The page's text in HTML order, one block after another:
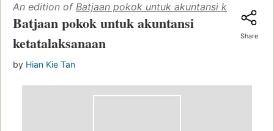
An edition of Batjaan pokok untuk akuntansi
Batjaan pokok untuk akuntansi
ketatalaksanaan
by Hian Kie Tan
Share